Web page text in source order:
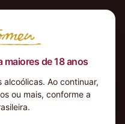
de 18 anos
Ao continuar,
ou mais, conforme a
para a sua seleção.